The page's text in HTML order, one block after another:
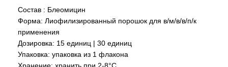
Состав : Блеомицин
Форма: Лиофилизированный порошок для в/м/в/в/п/к
применения
Дозировка: 15 единиц | 30 единиц
Упаковка: упаковка из 1 флакона
Хранение: хранить при 2-8°C